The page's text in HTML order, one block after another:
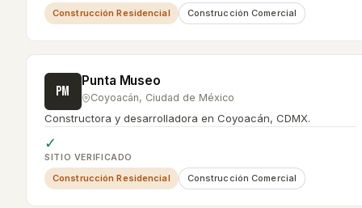
Construcción Residencial Construcción Comercial
PM
Punta Museo
Coyoacán, Ciudad de México
Constructora y desarrolladora en Coyoacán, CDMX.
✓
SITIO VERIFICADO
Construcción Residencial Construcción Comercial